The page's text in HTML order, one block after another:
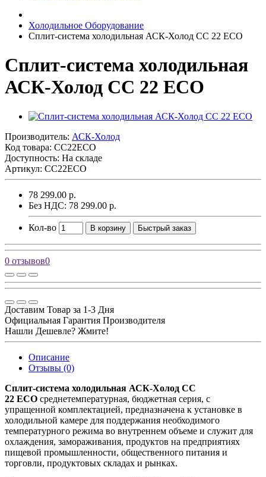
Холодильное Оборудование
Сплит-система холодильная АСК-Холод CC 22 ECO
Сплит-система холодильная
АСК-Холод CC 22 ECO
Производитель: АСК-Холод
Код товара: CC22ECO
Доступность: На складе
Артикул: CC22ECO
78 299.00 р.
Без НДС: 78 299.00 р.
Кол-во В корзину Быстрый заказ
0 отзывов0
Доставим Товар за 1-3 Дня
Официальная Гарантия Производителя
Нашли Дешевле? Жмите!
Описание
Отзывы (0)
Сплит-система холодильная АСК-Холод CC
22 ECO среднетемпературная, бюджетная серия, с
упращенной комплектацией, предназначена к установке в
холодильной камере для поддержания необходимого
температурного режима во внутреннем объеме и служит для
охлаждения, замораживания, продуктов на предприятиях
пищевой промышленности, общественного питания и
торговли, продуктовых складах и рынках.